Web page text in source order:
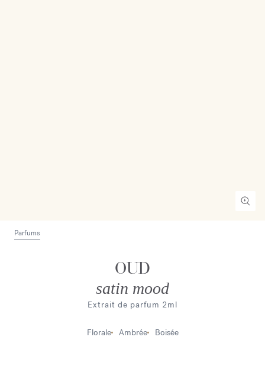
Parfums
OUD
satin mood
Extrait de parfum 2ml
Florale Ambrée Boisée